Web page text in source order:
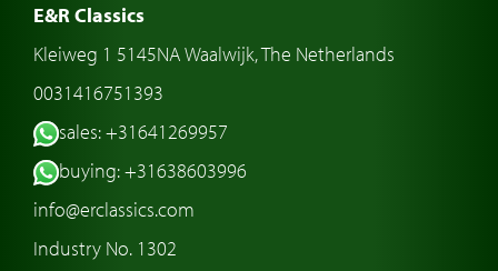
E&R Classics
Kleiweg 1 5145NA Waalwijk, The Netherlands
0031416751393
sales: +31641269957
buying: +31638603996
info@erclassics.com
Industry No. 1302